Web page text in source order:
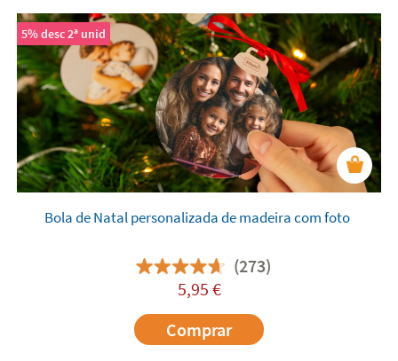
5% desc 2ª unid
Bola de Natal personalizada de madeira com foto
(273)
5,95 €
Comprar